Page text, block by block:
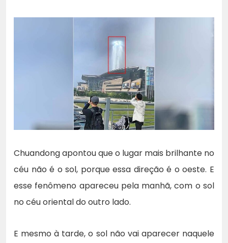
Chuandong apontou que o lugar mais brilhante no
céu não é o sol, porque essa direção é o oeste. E
esse fenômeno apareceu pela manhã, com o sol
no céu oriental do outro lado.
E mesmo à tarde, o sol não vai aparecer naquele